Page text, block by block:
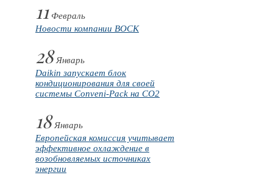
11 Февраль
Новости компании BOCK
28Январь
Daikin запускает блок
кондиционирования для своей
системы Conveni-Pack на CO2
18Январь
Европейская комиссия учитывает
эффективное охлаждение в
возобновляемых источниках
энергии